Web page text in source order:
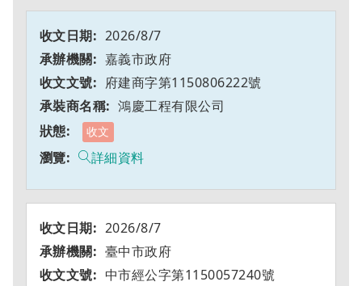
2026/8/7
嘉義市政府
府建商字第1150806222號
鴻慶工程有限公司
收文
詳細資料
2026/8/7
臺中市政府
中市經公字第1150057240號